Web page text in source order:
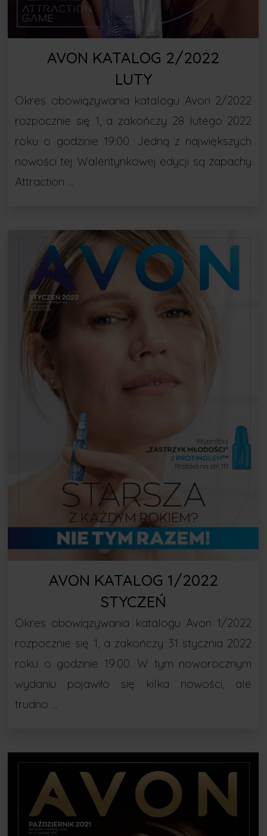
AVON KATALOG 2/2022
LUTY
Okres obowiązywania katalogu Avon 2/2022
rozpocznie się 1, a zakończy 28 lutego 2022
roku o godzinie 19:00. Jedną z największych
nowości tej Walentynkowej edycji są zapachy
Attraction …
AVON KATALOG 1/2022
STYCZEŃ
Okres obowiązywania katalogu Avon 1/2022
rozpocznie się 1, a zakończy 31 stycznia 2022
roku o godzinie 19:00. W tym noworocznym
wydaniu pojawiło się kilka nowości, ale
trudno …